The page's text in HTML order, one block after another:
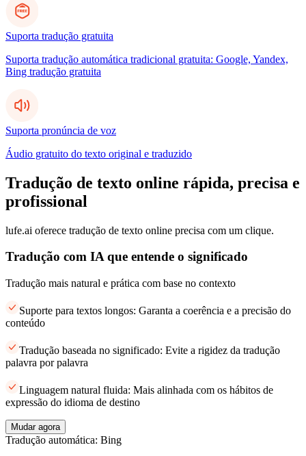
Suporta tradução gratuita
Suporta tradução automática tradicional gratuita: Google, Yandex,
Bing tradução gratuita
Suporta pronúncia de voz
Áudio gratuito do texto original e traduzido
Tradução de texto online rápida, precisa e
profissional
lufe.ai oferece tradução de texto online precisa com um clique.
Tradução com IA que entende o significado
Tradução mais natural e prática com base no contexto
Suporte para textos longos: Garanta a coerência e a precisão do
conteúdo
Tradução baseada no significado: Evite a rigidez da tradução
palavra por palavra
Linguagem natural fluida: Mais alinhada com os hábitos de
expressão do idioma de destino
Mudar agora
Tradução automática: Bing